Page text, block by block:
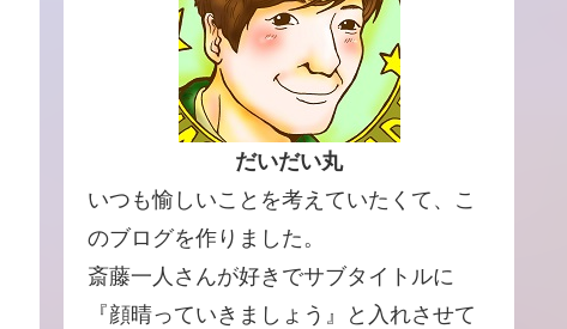
だいだい丸
いつも愉しいことを考えていたくて、こ
のブログを作りました。
斎藤一人さんが好きでサブタイトルに
『顔晴っていきましょう』と入れさせて